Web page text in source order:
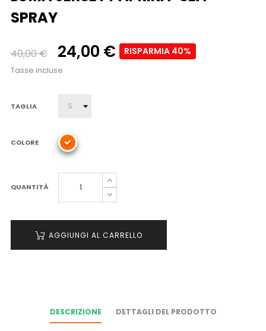
SPRAY
40,00 € 24,00 € RISPARMIA 40%
Tasse incluse
TAGLIA
COLORE
QUANTITÀ
AGGIUNGI AL CARRELLO
DESCRIZIONE DETTAGLI DEL PRODOTTO